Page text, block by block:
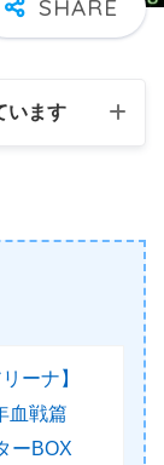
います
ーナ】
血戦篇
ーBOX